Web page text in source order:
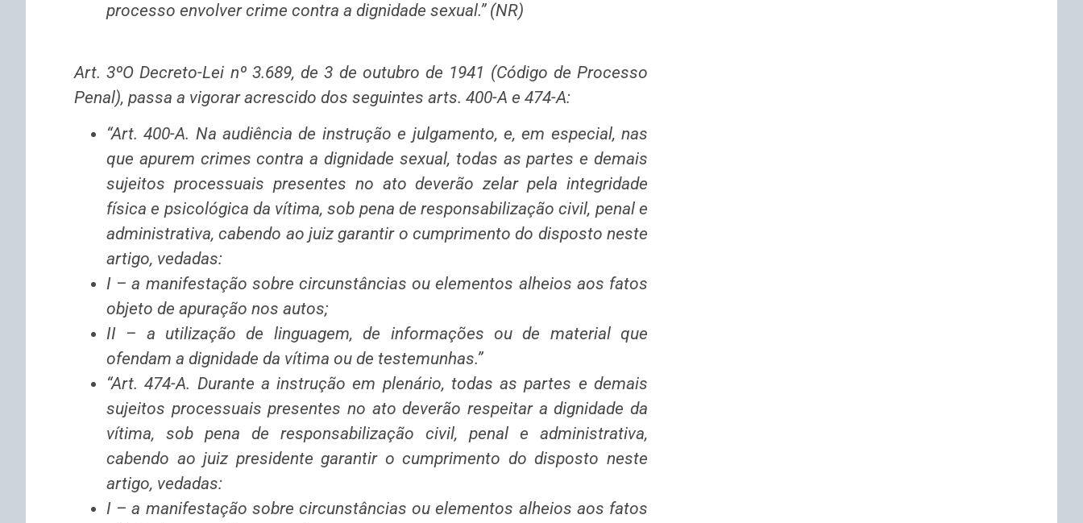
processo envolver crime contra a dignidade sexual.” (NR)
Art. 3ºO Decreto-Lei nº 3.689, de 3 de outubro de 1941 (Código de Processo
Penal), passa a vigorar acrescido dos seguintes arts. 400-A e 474-A:
“Art. 400-A. Na audiência de instrução e julgamento, e, em especial, nas
que apurem crimes contra a dignidade sexual, todas as partes e demais
sujeitos processuais presentes no ato deverão zelar pela integridade
física e psicológica da vítima, sob pena de responsabilização civil, penal e
administrativa, cabendo ao juiz garantir o cumprimento do disposto neste
artigo, vedadas:
I – a manifestação sobre circunstâncias ou elementos alheios aos fatos
objeto de apuração nos autos;
II – a utilização de linguagem, de informações ou de material que
ofendam a dignidade da vítima ou de testemunhas.”
“Art. 474-A. Durante a instrução em plenário, todas as partes e demais
sujeitos processuais presentes no ato deverão respeitar a dignidade da
vítima, sob pena de responsabilização civil, penal e administrativa,
cabendo ao juiz presidente garantir o cumprimento do disposto neste
artigo, vedadas:
I – a manifestação sobre circunstâncias ou elementos alheios aos fatos